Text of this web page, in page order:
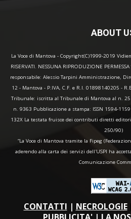
ABOUT
La Voce di Mantova - Copyright(C)1999-2019
RISERVATI. NESSUNA RIPRODUZIONE
responsabile: Alessio Tarpini Amministrazione,
12 - Mantova - P.IVA, C.F. e R.I. 01898140205 -
Tribunale: iscritta al Tribunale di Mantova al n.
n. 9363 Pubblicazione a stampa: ISSN 1594-
132X La testata fruisce dei contributi diretti
250/90)
“La Voce di Mantova tramite la Fipeg
aderendo alla carta dei servizi dell'USPI ha
Comunicazione
CONTATTI | NECROLOGIE